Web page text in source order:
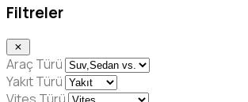
Filtreler
Araç Türü
Yakıt Türü